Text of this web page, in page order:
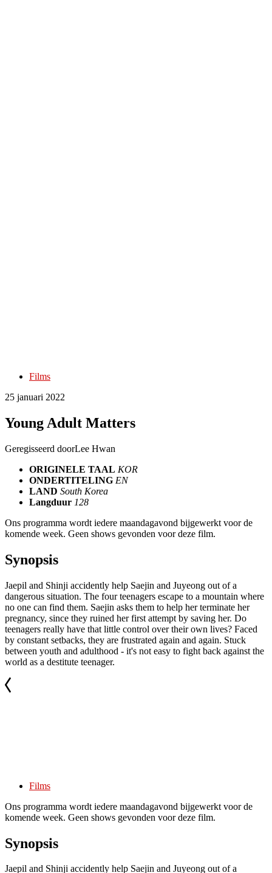
Films
25 januari 2022
Young Adult Matters
Geregisseerd doorLee Hwan
ORIGINELE TAAL KOR
ONDERTITELING EN
LAND South Korea
Langduur 128
Ons programma wordt iedere maandagavond bijgewerkt voor de
komende week. Geen shows gevonden voor deze film.
Synopsis
Jaepil and Shinji accidently help Saejin and Juyeong out of a
dangerous situation. The four teenagers escape to a mountain where
no one can find them. Saejin asks them to help her terminate her
pregnancy, since they ruined her first attempt by saving her. Do
teenagers really have that little control over their own lives? Faced
by constant setbacks, they are frustrated again and again. Stuck
between youth and adulthood - it's not easy to fight back against the
world as a destitute teenager.
Films
Ons programma wordt iedere maandagavond bijgewerkt voor de
komende week. Geen shows gevonden voor deze film.
Synopsis
Jaepil and Shinji accidently help Saejin and Juyeong out of a